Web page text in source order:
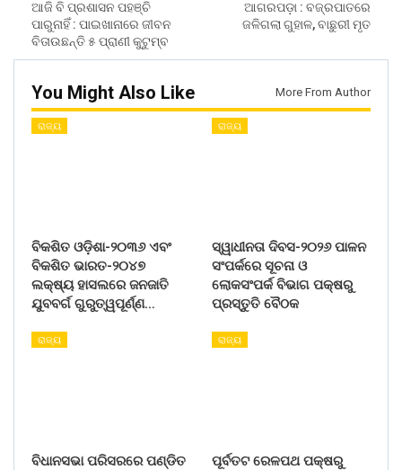
ଆଜି ବି ପ୍ରଶାସନ ପହଞ୍ଚି
ପାରୁନାହିଁ : ପାଇଖାନାରେ ଜୀବନ
ବିତାଉଛନ୍ତି ୫ ପ୍ରାଣୀ କୁଟୁମ୍ବ
ଆଗରପଡ଼ା : ବଜ୍ରପାତରେ
ଜଳିଗଲା ଗୁହାଳ, ବାଛୁରୀ ମୃତ
You Might Also Like More From Author
ରାଜ୍ୟ
ବିକଶିତ ଓଡ଼ିଶା-୨୦୩୬ ଏବଂ
ବିକଶିତ ଭାରତ-୨୦୪୭
ଲକ୍ଷ୍ୟ ହାସଲରେ ଜନଜାତି
ଯୁବବର୍ଗ ଗୁରୁତ୍ୱପୂର୍ଣ୍ଣ…
ରାଜ୍ୟ
ସ୍ୱାଧୀନତା ଦିବସ-୨୦୨୬ ପାଳନ
ସଂପର୍କରେ ସୂଚନା ଓ
ଲୋକସଂପର୍କ ବିଭାଗ ପକ୍ଷରୁ
ପ୍ରସ୍ତୁତି ବୈଠକ
ରାଜ୍ୟ
ବିଧାନସଭା ପରିସରରେ ପଣ୍ଡିତ
ରାଜ୍ୟ
ପୂର୍ବତଟ ରେଳପଥ ପକ୍ଷରୁ